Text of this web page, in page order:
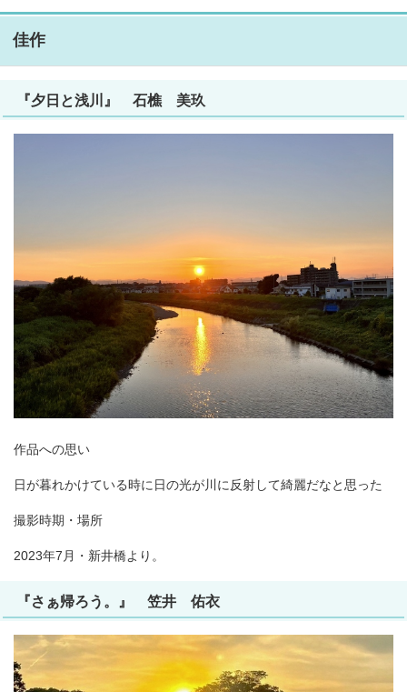
佳作
『夕日と浅川』 石樵 美玖
作品への思い
日が暮れかけている時に日の光が川に反射して綺麗だなと思った
撮影時期・場所
2023年7月・新井橋より。
『さぁ帰ろう。』 笠井 佑衣